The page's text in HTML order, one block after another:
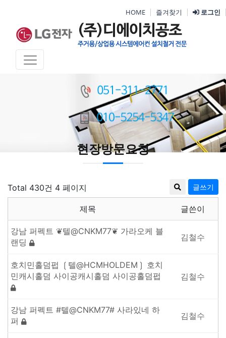
HOME 즐겨찾기 로그인
현장방문요청
Total 430건 4 페이지 글쓰기
제목 글쓴이
강남 퍼펙트 ❦텔@CNKM77❦ 가라오케 블
랜딩
김철수
호치민홀덤펍 ❲텔@HCMHOLDEM❳ 호치
민캐시홀덤 사이공캐시홀덤 사이공홀덤펍
김철수
강남 퍼펙트 #텔@CNKM77# 사라있네 하
퍼
김철수